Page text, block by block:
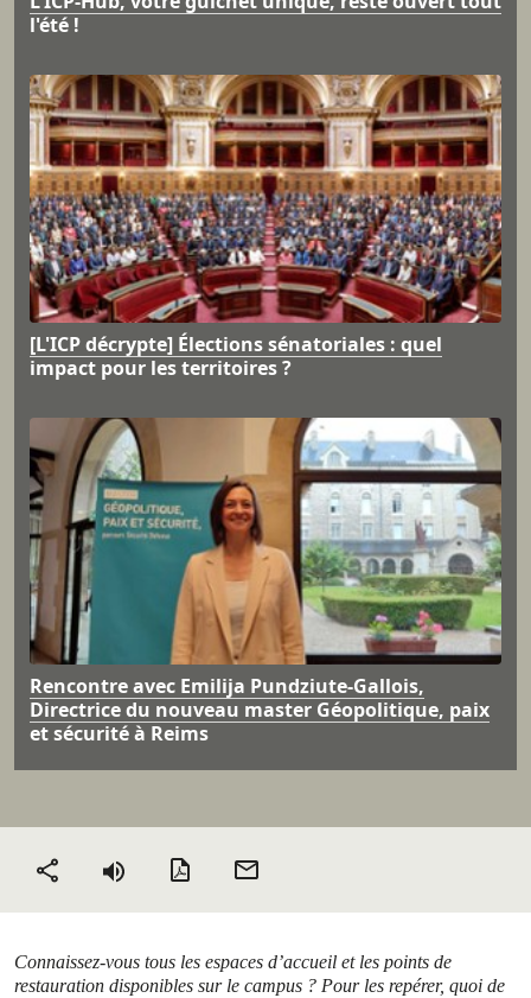
l'été !
[L'ICP décrypte] Élections sénatoriales : quel
impact pour les territoires ?
Rencontre avec Emilija Pundziute-Gallois,
Directrice du nouveau master Géopolitique, paix
et sécurité à Reims
Partager Version PDF
Connaissez-vous tous les espaces d’accueil et les points de
restauration disponibles sur le campus ? Pour les repérer, quoi de